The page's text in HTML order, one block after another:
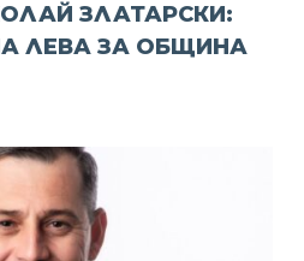
ЗЛАТАРСКИ:
ЛЕВА ЗА ОБЩИНА